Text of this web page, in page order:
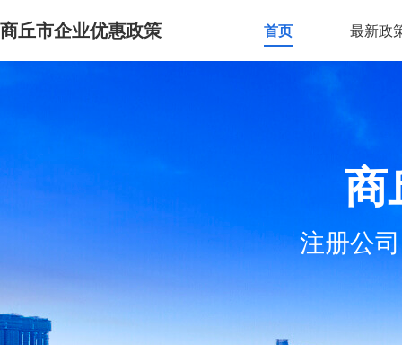
商丘市企业优惠政策 首页 最新政
商
注册公